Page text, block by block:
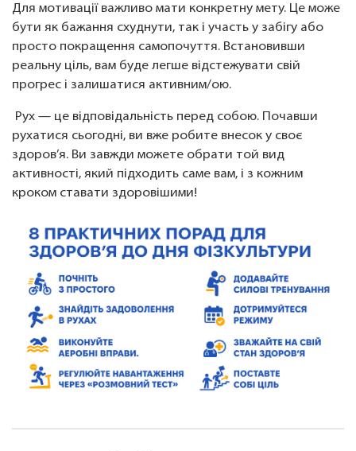
Для мотивації важливо мати конкретну мету. Це може
бути як бажання схуднути, так і участь у забігу або
просто покращення самопочуття. Встановивши
реальну ціль, вам буде легше відстежувати свій
прогрес і залишатися активним/ою.
Рух — це відповідальність перед собою. Почавши
рухатися сьогодні, ви вже робите внесок у своє
здоров’я. Ви завжди можете обрати той вид
активності, який підходить саме вам, і з кожним
кроком ставати здоровішими!